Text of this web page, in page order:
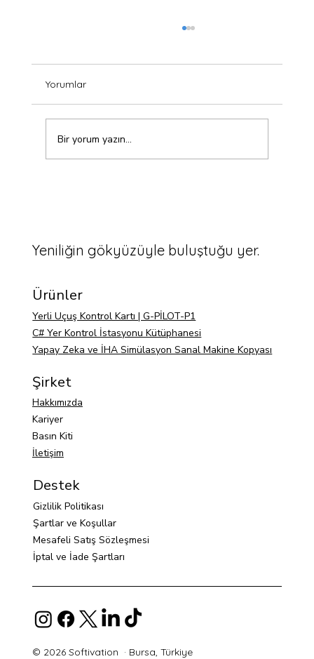
Yorumlar
Bir yorum yazın...
© 2026 Softivation · Bursa, Türkiye
Yeniliğin gökyüzüyle buluştuğu yer.
Şirket
Hakkımızda
Kariyer
Basın Kiti
İletişim
Ürünler
Yerli Uçuş Kontrol Kartı | G-PİLOT-P1
C# Yer Kontrol İstasyonu Kütüphanesi
Yapay Zeka ve İHA Simülasyon Sanal Makine Kopyası
Destek
Gizlilik Politikası
Şartlar ve Koşullar
Mesafeli Satış Sözleşmesi
İptal ve İade Şartları